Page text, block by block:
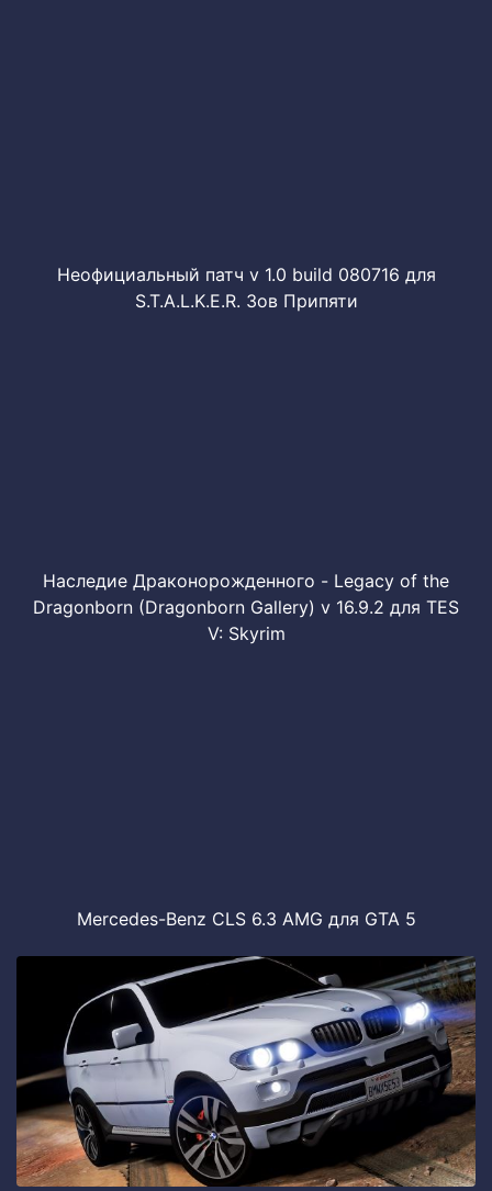
Неофициальный патч v 1.0 build 080716 для
S.T.A.L.K.E.R. Зов Припяти
Наследие Драконорожденного - Legacy of the
Dragonborn (Dragonborn Gallery) v 16.9.2 для TES
V: Skyrim
Mercedes-Benz CLS 6.3 AMG для GTA 5